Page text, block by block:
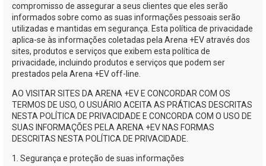
compromisso de assegurar a seus clientes que eles serão
informados sobre como as suas informações pessoais serão
utilizadas e mantidas em segurança. Esta política de privacidade
aplica-se às informações coletadas pela Arena +EVatravés dos
sites, produtos e serviços que exibem esta política de
privacidade, incluindo produtos e serviços que podem ser
prestados pela Arena +EVoff-line.
AO VISITAR SITES DA ARENA +EVE CONCORDAR COM OS
TERMOS DE USO, O USUÁRIO ACEITA AS PRÁTICAS DESCRITAS
NESTA POLÍTICA DE PRIVACIDADE E CONCORDA COM O USO DE
SUAS INFORMAÇÕES PELA ARENA +EVNAS FORMAS
DESCRITAS NESTA POLÍTICA DE PRIVACIDADE.
1. Segurança e proteção de suas informações